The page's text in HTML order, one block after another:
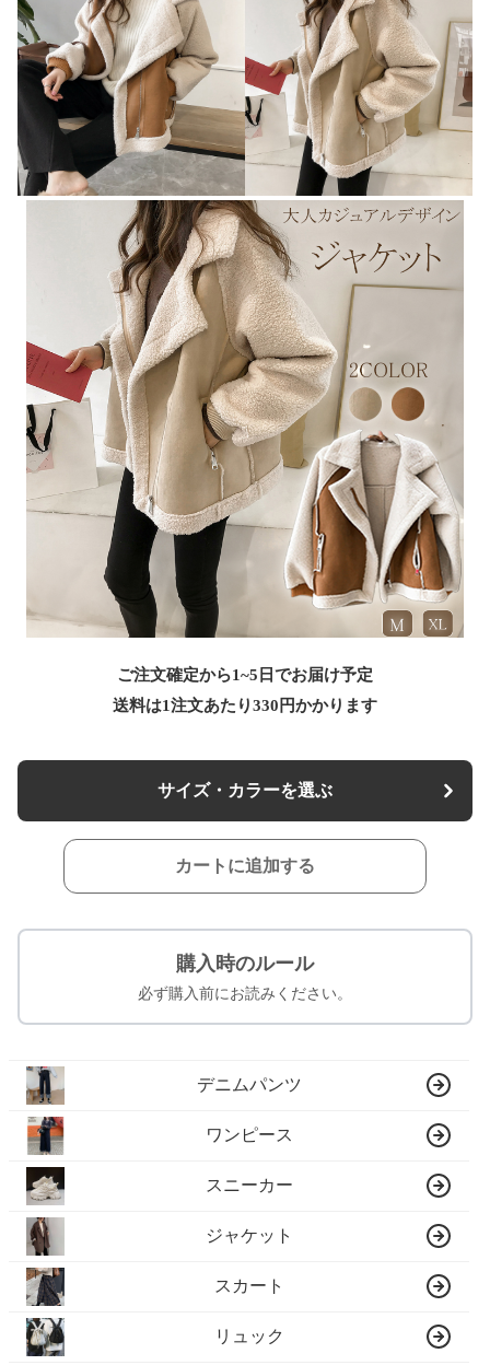
ご注文確定から1~5日でお届け予定
送料は1注文あたり330 円かかります
サイズ・カラーを選ぶ
カートに追加する
購入時のルール
必ず購入前にお読みください。
デニムパンツ
ワンピース
スニーカー
ジャケット
スカート
リュック